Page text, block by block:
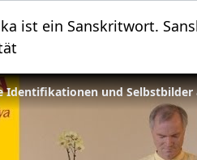
ist ein Sanskritwort.